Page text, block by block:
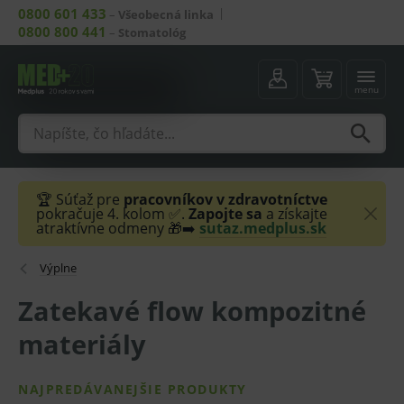
0800 601 433 – Všeobecná linka
0800 800 441 – Stomatológ
menu
🏆 Súťaž pre pracovníkov v zdravotníctve
pokračuje 4. kolom ✅. Zapojte sa a získajte
atraktívne odmeny 🎁➡️ sutaz.medplus.sk
Výplne
Zatekavé flow kompozitné
materiály